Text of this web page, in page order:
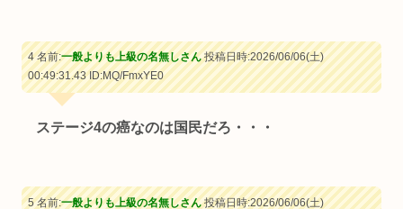
4 名前:一般よりも上級の名無しさん投稿日時:2026/06/06(土)
00:49:31.43ID:MQ/FmxYE0
ステージ4の癌なのは国民だろ・・・
5 名前:一般よりも上級の名無しさん投稿日時:2026/06/06(土)